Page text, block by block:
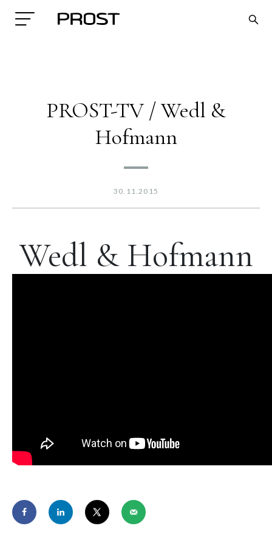
PROST-TV / Wedl &
Hofmann
30.11.2015
Wedl & Hofmann